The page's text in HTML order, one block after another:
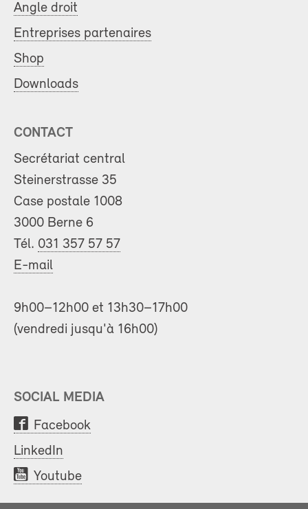
Angle droit
Entreprises partenaires
Shop
Downloads
CONTACT
Secrétariat central
Steinerstrasse 35
Case postale 1008
3000 Berne 6
Tél. 031 357 57 57
E-mail
9h00–12h00 et 13h30–17h00
(vendredi jusqu'à 16h00)
SOCIAL MEDIA
Facebook
LinkedIn
Youtube